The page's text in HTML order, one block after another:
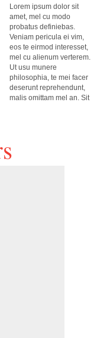
Lorem ipsum dolor sit
amet, mel cu modo
probatus definiebas.
Veniam pericula ei vim,
eos te eirmod interesset,
mel cu alienum verterem.
Ut usu munere
philosophia, te mei facer
deserunt reprehendunt,
malis omittam mel an. Sit